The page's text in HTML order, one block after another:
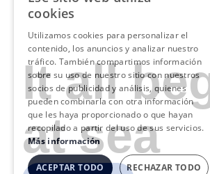
It all
at sea
cookies
Utilizamos cookies para personalizar el
contenido, los anuncios y analizar nuestro
tráfico. También compartimos información
sobre su uso de nuestro sitio con nuestros
socios de publicidad y análisis, quienes
pueden combinarla con otra información
que les haya proporcionado o que hayan
recopilado a partir del uso de sus servicios.
Más información
ACEPTAR TODO RECHAZAR TODO